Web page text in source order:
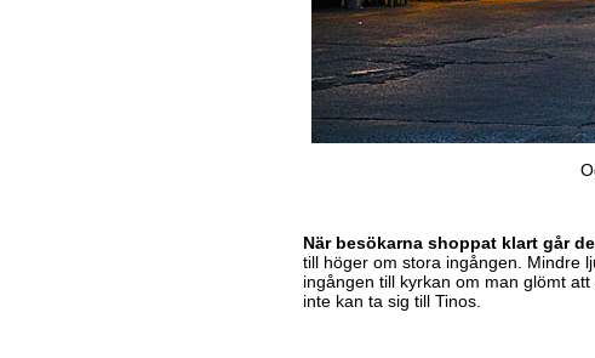
När besökarna shoppat klart går
till höger om stora ingången. Mindre
ingången till kyrkan om man glömt
inte kan ta sig till Tinos.